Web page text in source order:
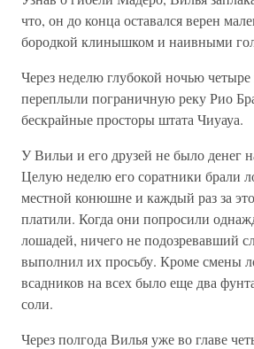
что, он до конца оставался верен
бородкой клинышком и наивными
Через неделю глубокой ночью четыре
переплыли пограничную реку Рио
бескрайные просторы штата Чиуауа.
У Вильи и его друзей не было денег
Целую неделю его соратники брали
местной конюшне и каждый раз за
платили. Когда они попросили
лошадей, ничего не подозревавший
выполнил их просьбу. Кроме смены
всадников на всех было еще два
соли.
Через полгода Вилья уже во главе